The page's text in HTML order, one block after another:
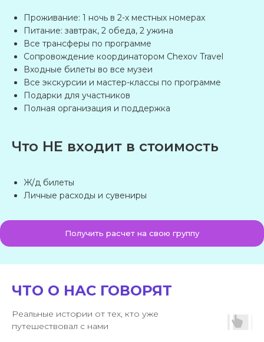
Проживание: 1 ночь в 2-х местных номерах
Питание: завтрак, 2 обеда, 2 ужина
Все трансферы по программе
Сопровождение координатором Chexov Travel
Входные билеты во все музеи
Все экскурсии и мастер-классы по программе
Подарки для участников
Полная организация и поддержка
Что НЕ входит в стоимость
Ж/д билеты
Личные расходы и сувениры
Получить расчет на свою группу
ЧТО О НАС ГОВОРЯТ
Реальные истории от тех, кто уже
путешествовал с нами
E-mail
Номер телефона
+7
Нажимая на кнопку «Отправить», вы
персональных данныхи соглашаетесь
cполитикой конфиденциальности